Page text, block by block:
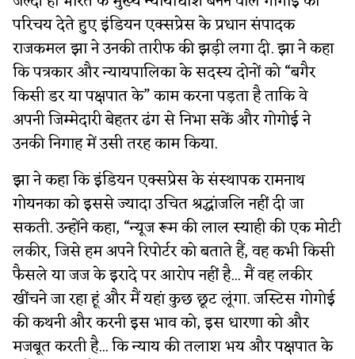
परिचय देते हुए इंडियन एक्सप्रेस के प्रधान संपादक
राजकमल झा ने उनकी तारीफ की झड़ी लगा दी. झा ने कहा
कि पत्रकार और न्यायपालिका के सदस्य दोनों को “बगैर
किसी डर या पक्षपात के” काम करना पड़ता है ताकि वे
अपनी जिम्मेदारी बेहतर ढंग से निभा सकें और गोगोई ने
उनकी निगाह में उसी तरह काम किया.
झा ने कहा कि इंडियन एक्सप्रेस के संस्थापक रामनाथ
गोयनका को इससे ज्यादा उचित श्रद्धांजलि नहीं दी जा
सकती. उन्होंने कहा, “न्यूज रूम की लाल स्याही की एक मोटी
लकीर, जिसे हम अपने रिपोर्टर को बताते हैं, वह कभी किसी
फैसले या जज के इरादे पर आरोप नहीं है... मैं वह लकीर
खींचने जा रहा हूं और मैं यहां कुछ छूट लूंगा. जस्टिस गोगोई
की कथनी और करनी इस भाव को, इस धारणा को और
मजबूत करती है... कि न्याय की तलाश भय और पक्षपात के